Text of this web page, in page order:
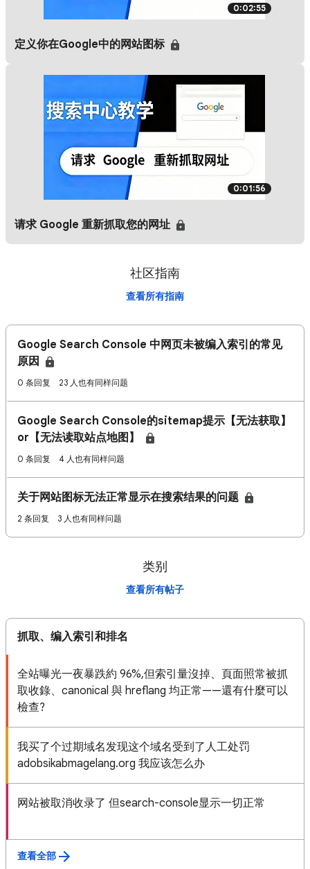
0:02:55
定义你在Google中的网站图标
0:01:56
请求 Google 重新抓取您的网址
社区指南
查看所有指南
Google Search Console 中网页未被编入索引的常见
原因
0 条回复 23 人也有同样问题
Google Search Console的sitemap提示【无法获取】
or【无法读取站点地图】
0 条回复 4 人也有同样问题
关于网站图标无法正常显示在搜索结果的问题
2 条回复 3 人也有同样问题
类别
查看所有帖子
抓取、编入索引和排名
全站曝光一夜暴跌約 96%,但索引量沒掉、頁面照常被抓
取收錄、canonical 與 hreflang 均正常——還有什麼可以
檢查?
我买了个过期域名发现这个域名受到了人工处罚
adobsikabmagelang.org 我应该怎么办
网站被取消收录了 但search-console显示一切正常
查看全部